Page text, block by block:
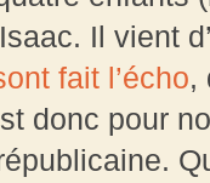
Il vient
fait l’écho,
donc pour